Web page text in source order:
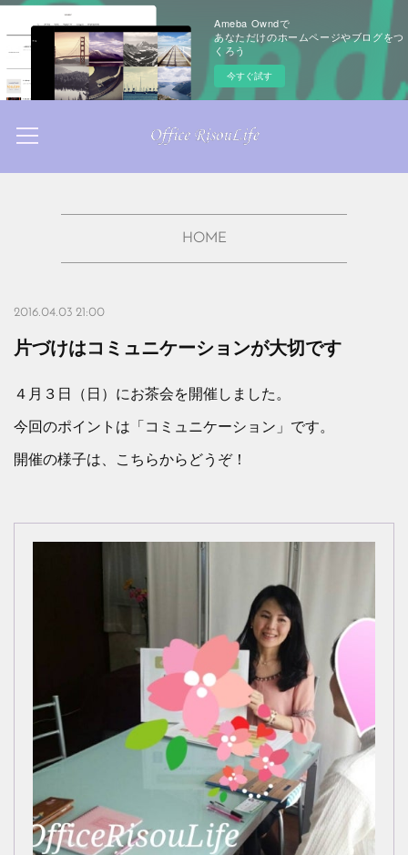
Ameba Owndで
あなただけのホームページやブログをつ
くろう
今すぐ試す
HOME
2016.04.03 21:00
片づけはコミュニケーションが大切です
４月３日（日）にお茶会を開催しました。
今回のポイントは「コミュニケーション」です。
開催の様子は、こちらからどうぞ！